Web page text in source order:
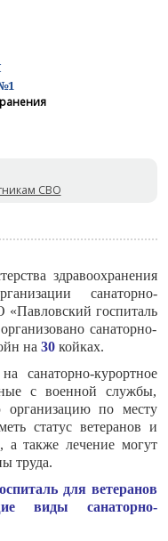
СВО
здравоохранения
санаторно-
«Павловский госпиталь
санаторно-
на 30койках.
санаторно-курортное
с военной службы,
организацию по месту
статус ветеранов и
а также лечение могут
труда.
для ветеранов
виды санаторно-